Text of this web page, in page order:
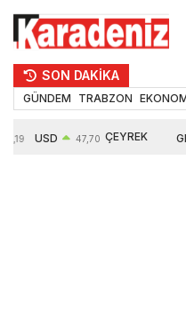
SON DAKİKA
GÜNDEM TRABZON
USD 47,70 ÇEYREK